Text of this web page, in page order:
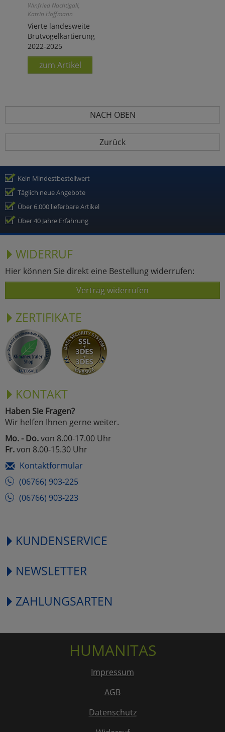
Winfried Nachtigall,
Katrin Hoffmann
Vierte landesweite
Brutvogelkartierung
2022-2025
zum Artikel
NACH OBEN
Zurück
Kein Mindestbestellwert
Täglich neue Angebote
Über 6.000 lieferbare Artikel
Über 40 Jahre Erfahrung
WIDERRUF
Hier können Sie direkt eine Bestellung widerrufen:
Vertrag widerrufen
ZERTIFIKATE
KONTAKT
Haben Sie Fragen?
Wir helfen Ihnen gerne weiter.
Mo. - Do.von 8.00-17.00 Uhr
Fr.von 8.00-15.30 Uhr
Kontaktformular
(06766) 903-225
(06766) 903-223
KUNDENSERVICE
NEWSLETTER
ZAHLUNGSARTEN
HUMANITAS
Impressum
AGB
Datenschutz